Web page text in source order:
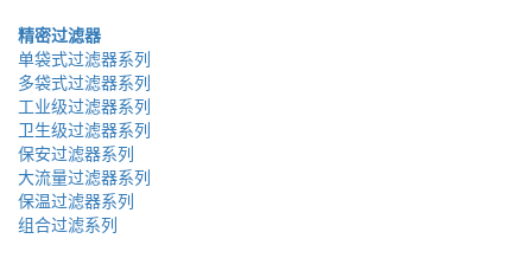
精密过滤器
单袋式过滤器系列
多袋式过滤器系列
工业级过滤器系列
卫生级过滤器系列
保安过滤器系列
大流量过滤器系列
保温过滤器系列
组合过滤系列